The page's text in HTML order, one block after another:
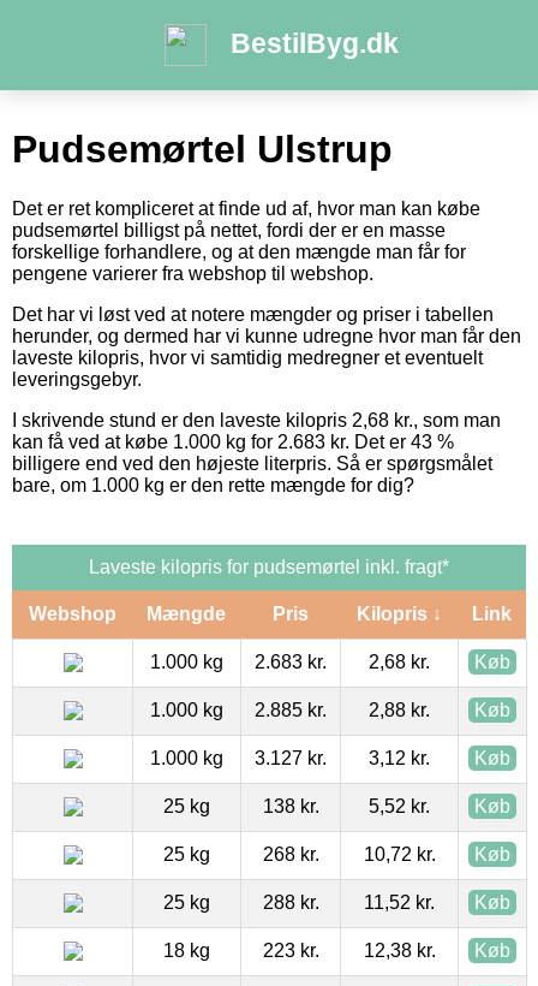
BestilByg.dk
Pudsemørtel Ulstrup
Det er ret kompliceret at finde ud af, hvor man kan købe
pudsemørtel billigst på nettet, fordi der er en masse
forskellige forhandlere, og at den mængde man får for
pengene varierer fra webshop til webshop.
Det har vi løst ved at notere mængder og priser i tabellen
herunder, og dermed har vi kunne udregne hvor man får den
laveste kilopris, hvor vi samtidig medregner et eventuelt
leveringsgebyr.
I skrivende stund er den laveste kilopris 2,68 kr., som man
kan få ved at købe 1.000 kg for 2.683 kr. Det er 43 %
billigere end ved den højeste literpris. Så er spørgsmålet
bare, om 1.000 kg er den rette mængde for dig?
Laveste kilopris for pudsemørtel inkl. fragt*
Webshop Mængde Pris Kilopris ↓ Link
1.000 kg 2.683 kr. 2,68 kr. Køb
1.000 kg 2.885 kr. 2,88 kr. Køb
1.000 kg 3.127 kr. 3,12 kr. Køb
25 kg 138 kr. 5,52 kr. Køb
25 kg 268 kr. 10,72 kr. Køb
25 kg 288 kr. 11,52 kr. Køb
18 kg 223 kr. 12,38 kr. Køb